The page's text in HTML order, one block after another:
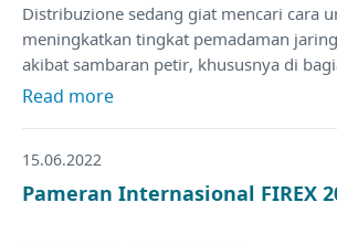
Distribuzione sedang giat mencari cara
meningkatkan tingkat pemadaman
akibat sambaran petir, khususnya di
Read more
15.06.2022
Pameran Internasional FIREX